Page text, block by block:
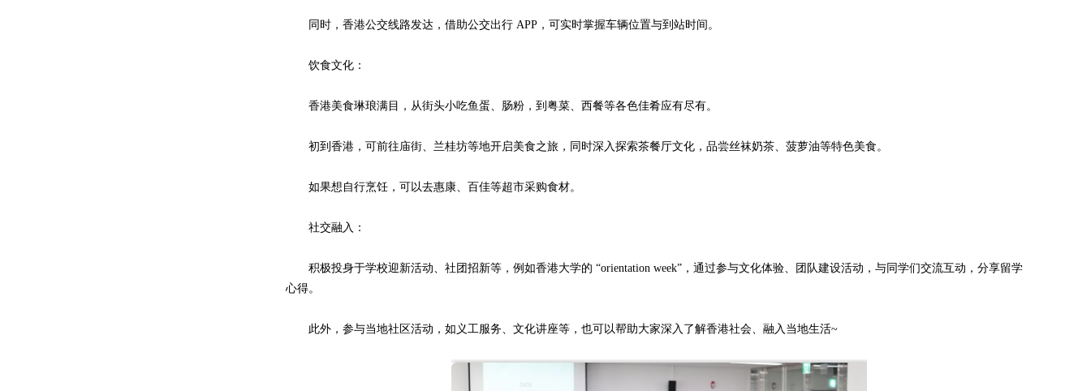
同时，香港公交线路发达，借助公交出行 APP，可实时掌握车辆位置与到站时间。
饮食文化：
香港美食琳琅满目，从街头小吃鱼蛋、肠粉，到粤菜、西餐等各色佳肴应有尽有。
初到香港，可前往庙街、兰桂坊等地开启美食之旅，同时深入探索茶餐厅文化，品尝丝袜奶茶、菠萝油等特色美食。
如果想自行烹饪，可以去惠康、百佳等超市采购食材。
社交融入：
积极投身于学校迎新活动、社团招新等，例如香港大学的 “orientation week”，通过参与文化体验、团队建设活动，与同学们交流互动，分享留学
心得。
此外，参与当地社区活动，如义工服务、文化讲座等，也可以帮助大家深入了解香港社会、融入当地生活~